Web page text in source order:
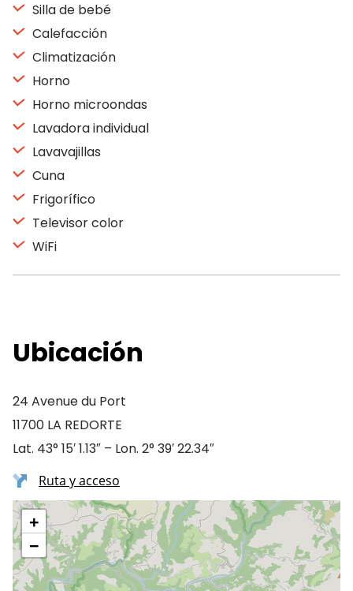
Silla de bebé
Calefacción
Climatización
Horno
Horno microondas
Lavadora individual
Lavavajillas
Cuna
Frigorífico
Televisor color
WiFi
Ubicación
24 Avenue du Port
11700 LA REDORTE
Lat. 43° 15′ 1.13″ – Lon. 2° 39′ 22.34″
Ruta y acceso
+
−